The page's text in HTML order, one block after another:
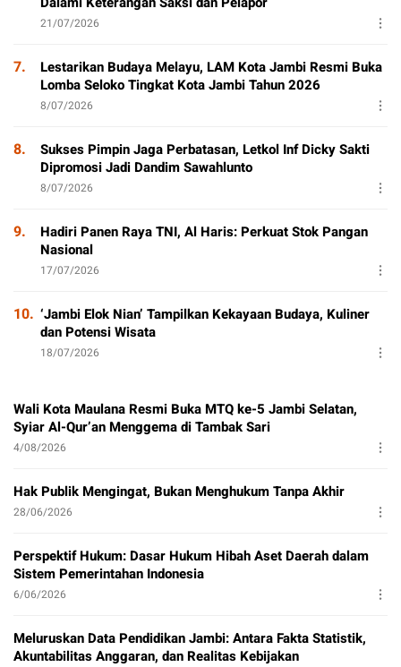
21/07/2026
7.
Lestarikan Budaya Melayu, LAM Kota Jambi Resmi Buka
Lomba Seloko Tingkat Kota Jambi Tahun 2026
8/07/2026
8.
Sukses Pimpin Jaga Perbatasan, Letkol Inf Dicky Sakti
Dipromosi Jadi Dandim Sawahlunto
8/07/2026
9.
Hadiri Panen Raya TNI, Al Haris: Perkuat Stok Pangan
Nasional
17/07/2026
10. ‘Jambi Elok Nian’ Tampilkan Kekayaan Budaya, Kuliner
dan Potensi Wisata
18/07/2026
Wali Kota Maulana Resmi Buka MTQ ke-5 Jambi Selatan,
Syiar Al-Qur’an Menggema di Tambak Sari
4/08/2026
Hak Publik Mengingat, Bukan Menghukum Tanpa Akhir
28/06/2026
Perspektif Hukum: Dasar Hukum Hibah Aset Daerah dalam
Sistem Pemerintahan Indonesia
6/06/2026
Meluruskan Data Pendidikan Jambi: Antara Fakta Statistik,
Akuntabilitas Anggaran, dan Realitas Kebijakan